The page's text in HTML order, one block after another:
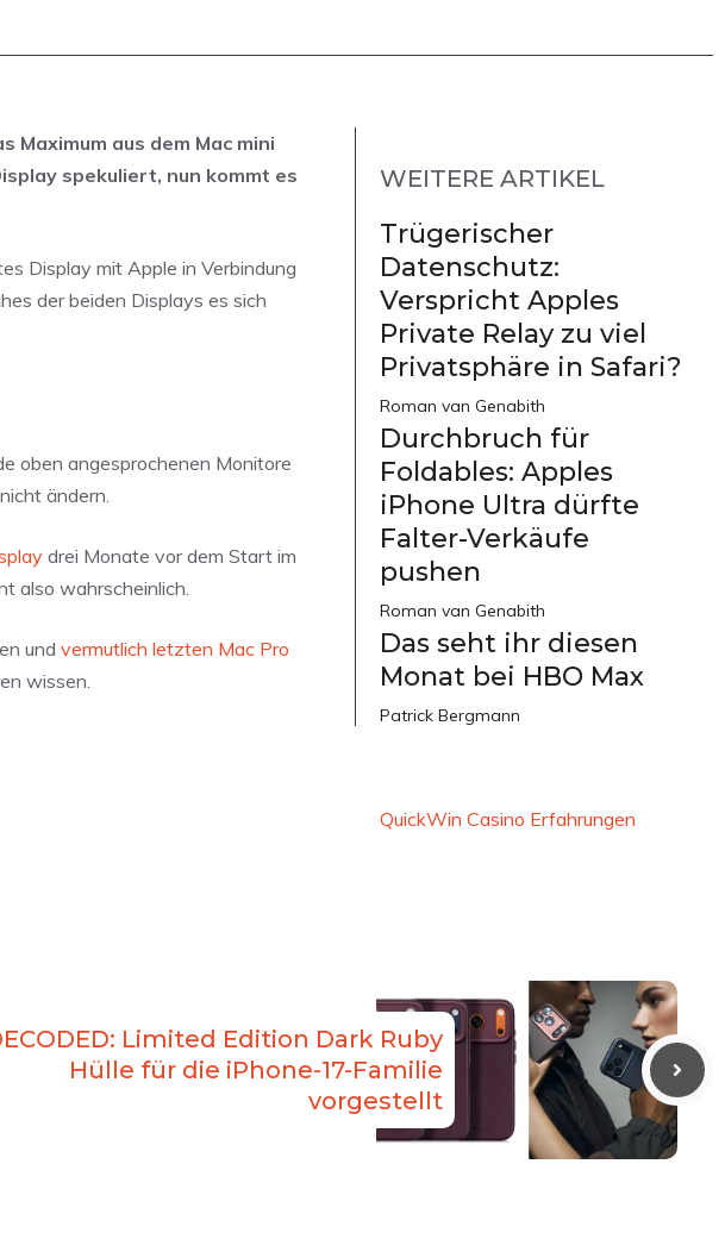
Maximum aus dem Mac mini
spekuliert, nun kommt es
Display mit Apple in Verbindung
der beiden Displays es sich
oben angesprochenen Monitore
ändern.
drei Monate vor dem Start im
also wahrscheinlich.
und vermutlich letzten Mac Pro
wissen.
WEITERE ARTIKEL
Trügerischer
Datenschutz:
Verspricht Apples
Private Relay zu viel
Privatsphäre in Safari?
Roman van Genabith
Durchbruch für
Foldables: Apples
iPhone Ultra dürfte
Falter-Verkäufe
pushen
Roman van Genabith
Das seht ihr diesen
Monat bei HBO Max
Patrick Bergmann
QuickWin Casino Erfahrungen
Limited Edition Dark Ruby
Hülle für die iPhone-17-Familie
vorgestellt